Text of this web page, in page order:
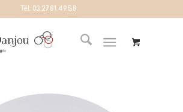
Tél: 03.27.81.49.58